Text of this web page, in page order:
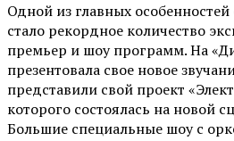
Одной из главных
стало рекордное количество
премьер и шоу программ. На
презентовала свое новое
представили свой проект
которого состоялась на новой
Большие специальные шоу с